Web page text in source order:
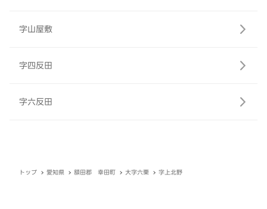
字山屋敷
字四反田
字六反田
トップ 愛知県 額田郡 幸田町 大字六栗 字上北野